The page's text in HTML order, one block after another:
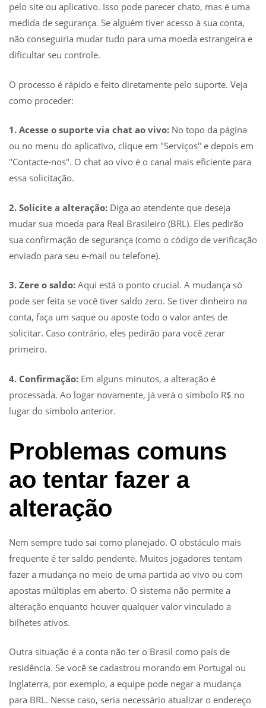
pelo site ou aplicativo. Isso pode parecer chato, mas é uma
medida de segurança. Se alguém tiver acesso à sua conta,
não conseguiria mudar tudo para uma moeda estrangeira e
dificultar seu controle.
O processo é rápido e feito diretamente pelo suporte. Veja
como proceder:
1. Acesse o suporte via chat ao vivo: No topo da página
ou no menu do aplicativo, clique em "Serviços" e depois em
"Contacte-nos". O chat ao vivo é o canal mais eficiente para
essa solicitação.
2. Solicite a alteração: Diga ao atendente que deseja
mudar sua moeda para Real Brasileiro (BRL). Eles pedirão
sua confirmação de segurança (como o código de verificação
enviado para seu e-mail ou telefone).
3. Zere o saldo: Aqui está o ponto crucial. A mudança só
pode ser feita se você tiver saldo zero. Se tiver dinheiro na
conta, faça um saque ou aposte todo o valor antes de
solicitar. Caso contrário, eles pedirão para você zerar
primeiro.
4. Confirmação: Em alguns minutos, a alteração é
processada. Ao logar novamente, já verá o símbolo R$ no
lugar do símbolo anterior.
Problemas comuns
ao tentar fazer a
alteração
Nem sempre tudo sai como planejado. O obstáculo mais
frequente é ter saldo pendente. Muitos jogadores tentam
fazer a mudança no meio de uma partida ao vivo ou com
apostas múltiplas em aberto. O sistema não permite a
alteração enquanto houver qualquer valor vinculado a
bilhetes ativos.
Outra situação é a conta não ter o Brasil como país de
residência. Se você se cadastrou morando em Portugal ou
Inglaterra, por exemplo, a equipe pode negar a mudança
para BRL. Nesse caso, seria necessário atualizar o endereço